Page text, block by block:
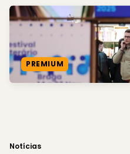
PREMIUM
Notícias